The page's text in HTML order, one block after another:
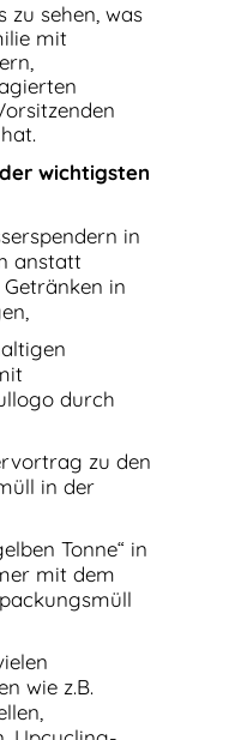
zu sehen, was
mit
wichtigsten
in
anstatt
in
durch
zu den
in der
Tonne“ in
mit dem
wie z.B.